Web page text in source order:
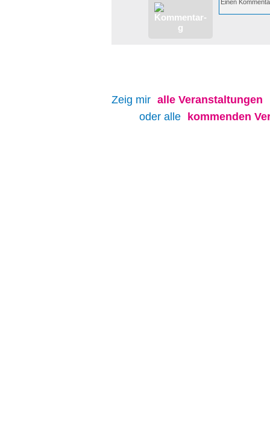
Zeig mir alle Veranstaltungen
oder alle
kommenden